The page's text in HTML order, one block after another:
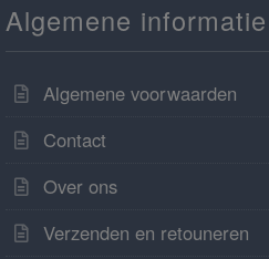
Algemene informatie
Algemene voorwaarden
Contact
Over ons
Verzenden en retouneren